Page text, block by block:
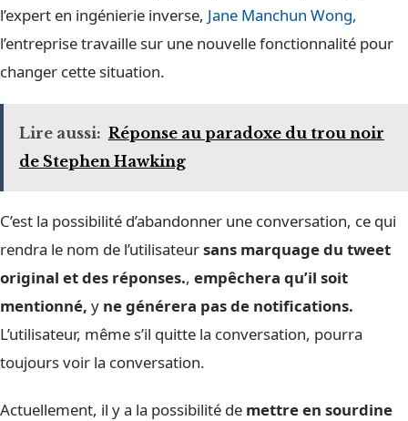
l’expert en ingénierie inverse, Jane Manchun Wong,
l’entreprise travaille sur une nouvelle fonctionnalité pour
changer cette situation.
Lire aussi: Réponse au paradoxe du trou noir
de Stephen Hawking
C’est la possibilité d’abandonner une conversation, ce qui
rendra le nom de l’utilisateursans marquage du tweet
original et des réponses., empêchera qu’il soit
mentionné, y ne générera pas de notifications.
L’utilisateur, même s’il quitte la conversation, pourra
toujours voir la conversation.
Actuellement, il y a la possibilité de mettre en sourdine